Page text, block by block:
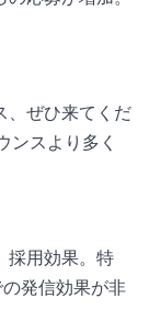
、ぜひ来てくだ
ンスより多く
採用効果。特
発信効果が非